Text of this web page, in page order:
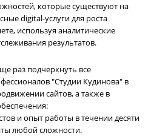
которые существуют на
digital-услуги для роста
используя аналитические
результатов.
раз подчеркнуть все
"Студии Кудинова" в
сайтов, а также в
и опыт работы в течении десяти
любой сложности.